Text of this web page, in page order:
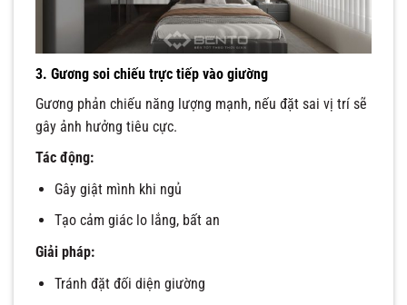
3. Gương soi chiếu trực tiếp vào giường
Gương phản chiếu năng lượng mạnh, nếu đặt sai vị trí sẽ
gây ảnh hưởng tiêu cực.
Tác động:
Gây giật mình khi ngủ
Tạo cảm giác lo lắng, bất an
Giải pháp:
Tránh đặt đối diện giường